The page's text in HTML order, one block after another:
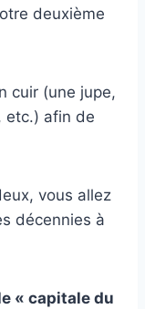
deuxième
cuir (une jupe,
etc.) afin de
vous allez
décennies à
« capitale du